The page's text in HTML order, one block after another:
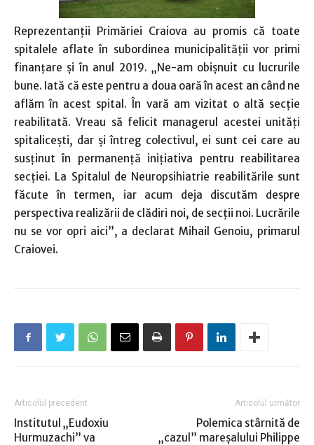
Reprezentanții Primăriei Craiova au promis că toate
spitalele aflate în subordinea municipalității vor primi
finanțare și în anul 2019. „Ne-am obișnuit cu lucrurile
bune. Iată că este pentru a doua oară în acest an când ne
aflăm în acest spital. În vară am vizitat o altă secție
reabilitată. Vreau să felicit managerul acestei unități
spitalicești, dar și întreg colectivul, ei sunt cei care au
susținut în permanență inițiativa pentru reabilitarea
secției. La Spitalul de Neuropsihiatrie reabilitările sunt
făcute în termen, iar acum deja discutăm despre
perspectiva realizării de clădiri noi, de secții noi. Lucrările
nu se vor opri aici”, a declarat Mihail Genoiu, primarul
Craiovei.
Articolul precedent
Institutul „Eudoxiu
Hurmuzachi” va
Articolul următor
Polemica stârnită de
„cazul” mareşalului Philippe